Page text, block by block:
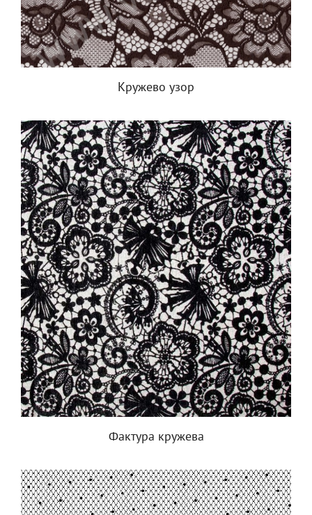
Кружево узор
Фактура кружева